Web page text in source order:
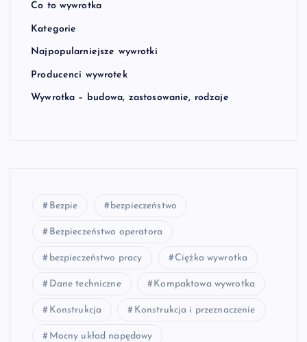
Co to wywrotka
Kategorie
Najpopularniejsze wywrotki
Producenci wywrotek
Wywrotka – budowa, zastosowanie, rodzaje
Bezpie bezpieczeństwo
Bezpieczeństwo operatora
bezpieczeństwo pracy Ciężka wywrotka
Dane techniczne Kompaktowa wywrotka
Konstrukcja Konstrukcja i przeznaczenie
Mocny układ napędowy